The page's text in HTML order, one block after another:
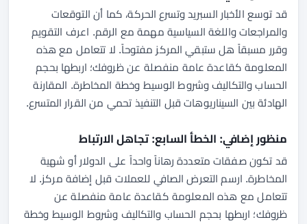
قد توسع الأخبار السبريد وتسرع الحركة، كما أن التوقعات
والمراجعات واللغة السياسية مهمة مع الرقم. اعرف التقويم
وقرر مسبقاً هل ستبقي المركز مفتوحاً. لا تتعامل مع هذه
المعلومة كقاعدة عامة منفصلة عن ظروفك؛ اربطها بحجم
الحساب والتكاليف وشروط الوسيط وخطة المخاطرة. المقارنة
الهادئة بين السيناريوهات قبل التنفيذ تحمي من القرار المتسرع.
منظور إضافي: الخطأ السابع: تجاهل الارتباط
قد تكون صفقات متعددة رهاناً واحداً على الدولار أو شهية
المخاطرة. ارسم التعرض الصافي للعملات قبل إضافة مركز. لا
تتعامل مع هذه المعلومة كقاعدة عامة منفصلة عن
ظروفك؛ اربطها بحجم الحساب والتكاليف وشروط الوسيط وخطة